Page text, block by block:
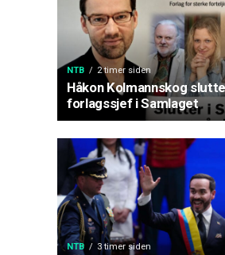
NTB 2 timer siden
Håkon Kolmannskog
forlagssjef i Samlaget
NTB 3 timer siden